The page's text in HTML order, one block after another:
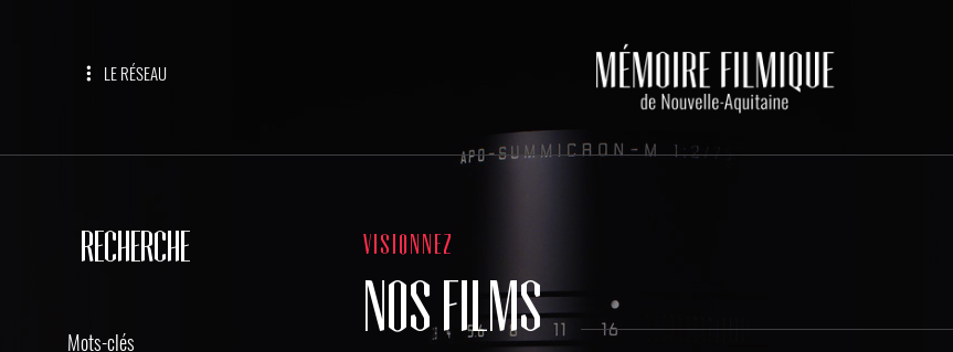
LE RÉSEAU
RECHERCHE
Mots-clés
VISIONNEZ
NOS FILMS